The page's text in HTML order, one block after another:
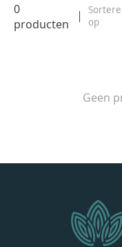
0
producten
op
Geen